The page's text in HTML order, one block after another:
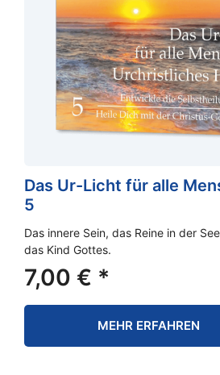
Das Ur-Licht für alle
5
Das innere Sein, das Reine in der
das Kind Gottes.
7,00 € *
MEHR ERFAHREN